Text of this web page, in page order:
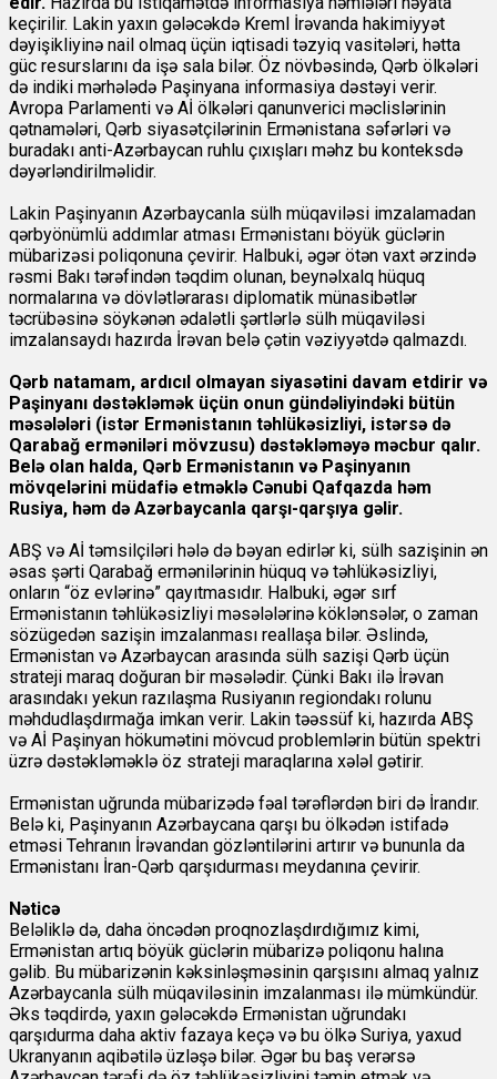
keçirilir. Lakin yaxın gələcəkdə Kreml İrəvanda hakimiyyət
dəyişikliyinə nail olmaq üçün iqtisadi təzyiq vasitələri, hətta
güc resurslarını da işə sala bilər. Öz növbəsində, Qərb ölkələri
də indiki mərhələdə Paşinyana informasiya dəstəyi verir.
Avropa Parlamenti və Aİ ölkələri qanunverici məclislərinin
qətnamələri, Qərb siyasətçilərinin Ermənistana səfərləri və
buradakı anti-Azərbaycan ruhlu çıxışları məhz bu konteksdə
dəyərləndirilməlidir.
Lakin Paşinyanın Azərbaycanla sülh müqaviləsi imzalamadan
qərbyönümlü addımlar atması Ermənistanı böyük güclərin
mübarizəsi poliqonuna çevirir. Halbuki, əgər ötən vaxt ərzində
rəsmi Bakı tərəfindən təqdim olunan, beynəlxalq hüquq
normalarına və dövlətlərarası diplomatik münasibətlər
təcrübəsinə söykənən ədalətli şərtlərlə sülh müqaviləsi
imzalansaydı hazırda İrəvan belə çətin vəziyyətdə qalmazdı.
Qərb natamam, ardıcıl olmayan siyasətini davam etdirir və
Paşinyanı dəstəkləmək üçün onun gündəliyindəki bütün
məsələləri (istər Ermənistanın təhlükəsizliyi, istərsə də
Qarabağ erməniləri mövzusu) dəstəkləməyə məcbur qalır.
Belə olan halda, Qərb Ermənistanın və Paşinyanın
mövqelərini müdafiə etməklə Cənubi Qafqazda həm
Rusiya, həm də Azərbaycanla qarşı-qarşıya gəlir.
ABŞ və Aİ təmsilçiləri hələ də bəyan edirlər ki, sülh sazişinin ən
əsas şərti Qarabağ ermənilərinin hüquq və təhlükəsizliyi,
onların “öz evlərinə” qayıtmasıdır. Halbuki, əgər sırf
Ermənistanın təhlükəsizliyi məsələlərinə köklənsələr, o zaman
sözügedən sazişin imzalanması reallaşa bilər. Əslində,
Ermənistan və Azərbaycan arasında sülh sazişi Qərb üçün
strateji maraq doğuran bir məsələdir. Çünki Bakı ilə İrəvan
arasındakı yekun razılaşma Rusiyanın regiondakı rolunu
məhdudlaşdırmağa imkan verir. Lakin təəssüf ki, hazırda ABŞ
və Aİ Paşinyan hökumətini mövcud problemlərin bütün spektri
üzrə dəstəkləməklə öz strateji maraqlarına xələl gətirir.
Ermənistan uğrunda mübarizədə fəal tərəflərdən biri də İrandır.
Belə ki, Paşinyanın Azərbaycana qarşı bu ölkədən istifadə
etməsi Tehranın İrəvandan gözləntilərini artırır və bununla da
Ermənistanı İran-Qərb qarşıdurması meydanına çevirir.
Nəticə
Beləliklə də, daha öncədən proqnozlaşdırdığımız kimi,
Ermənistan artıq böyük güclərin mübarizə poliqonu halına
gəlib. Bu mübarizənin kəksinləşməsinin qarşısını almaq yalnız
Azərbaycanla sülh müqaviləsinin imzalanması ilə mümkündür.
Əks təqdirdə, yaxın gələcəkdə Ermənistan uğrundakı
qarşıdurma daha aktiv fazaya keçə və bu ölkə Suriya, yaxud
Ukranyanın aqibətilə üzləşə bilər. Əgər bu baş verərsə